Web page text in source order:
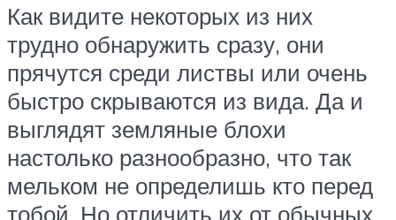
Как видите некоторых из них
трудно обнаружить сразу, они
прячутся среди листвы или очень
быстро скрываются из вида. Да и
выглядят земляные блохи
настолько разнообразно, что так
мельком не определишь кто перед
тобой. Но отличить их от обычных